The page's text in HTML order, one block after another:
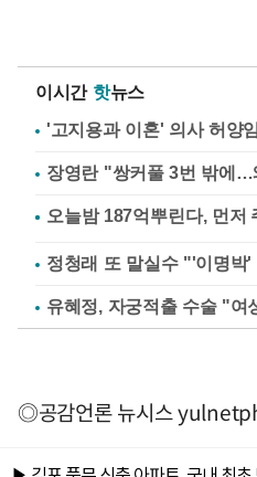
이시간 핫뉴스
'고지용과 이혼' 의사 허양
장영란 "쌍커풀 3번 밖에…
정청래 또 말실수 "'이명
유혜정, 자궁적출 수술 "
◎공감언론 뉴시스